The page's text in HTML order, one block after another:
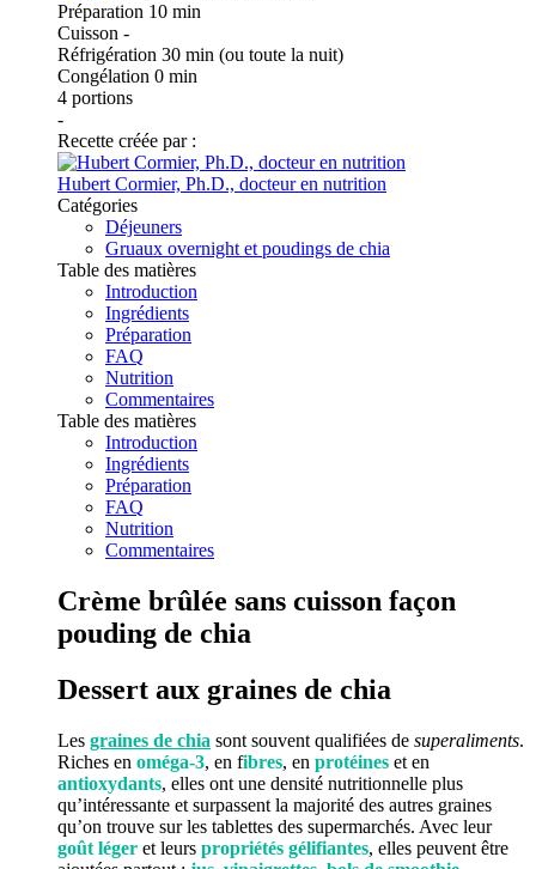
Préparation 10 min
Cuisson -
Réfrigération 30 min (ou toute la nuit)
Congélation 0 min
4 portions
-
Recette créée par :
Hubert Cormier, Ph.D., docteur en nutrition
Catégories
Déjeuners
Gruaux overnight et poudings de chia
Table des matières
Introduction
Ingrédients
Préparation
FAQ
Nutrition
Commentaires
Table des matières
Introduction
Ingrédients
Préparation
FAQ
Nutrition
Commentaires
Crème brûlée sans cuisson façon
pouding de chia
Dessert aux graines de chia
Les graines de chia sont souvent qualifiées de superaliments.
Riches en oméga-3, en fibres, en protéines et en
antioxydants, elles ont une densité nutritionnelle plus
qu’intéressante et surpassent la majorité des autres graines
qu’on trouve sur les tablettes des supermarchés. Avec leur
goût léger et leurs propriétés gélifiantes, elles peuvent être